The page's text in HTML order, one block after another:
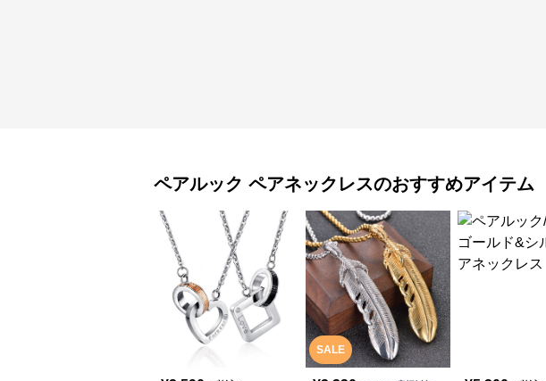
ペアルック ペアネックレスのおすすめアイテム
SALE